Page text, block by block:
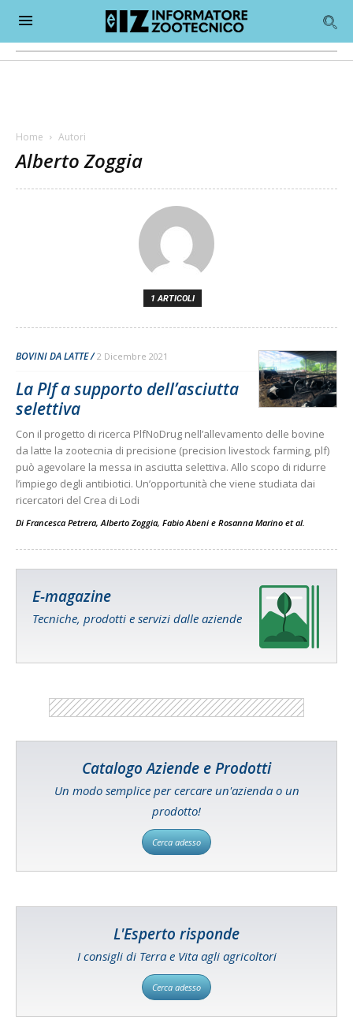
Home Autori
Alberto Zoggia
1 ARTICOLI
BOVINI DA LATTE 2 Dicembre 2021
La Plf a supporto dell’asciutta
selettiva
Con il progetto di ricerca PlfNoDrug nell’allevamento delle bovine
da latte la zootecnia di precisione (precision livestock farming, plf)
può agevolare la messa in asciutta selettiva. Allo scopo di ridurre
l’impiego degli antibiotici. Un’opportunità che viene studiata dai
ricercatori del Crea di Lodi
Di Francesca Petrera,Alberto Zoggia, Fabio Abeni e Rosanna Marino et al.
E-magazine
Tecniche, prodotti e servizi dalle aziende
Catalogo Aziende e Prodotti
Un modo semplice per cercare un'azienda o un
prodotto!
Cerca adesso
L'Esperto risponde
I consigli di Terra e Vita agli agricoltori
Cerca adesso